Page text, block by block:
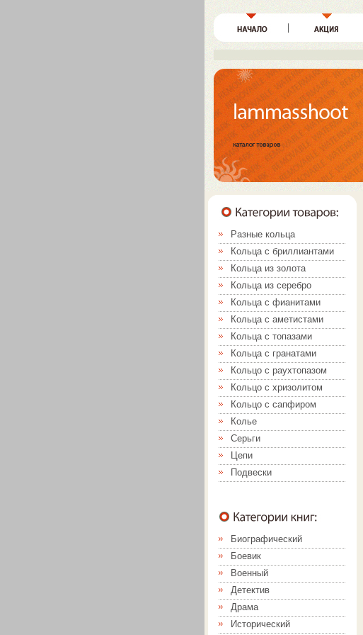
Разные кольца
Кольца с бриллиантами
Кольца из золота
Кольца из серебро
Кольца с фианитами
Кольца с аметистами
Кольца с топазами
Кольца с гранатами
Кольцо с раухтопазом
Кольцо с хризолитом
Кольцо с сапфиром
Колье
Серьги
Цепи
Подвески
Биографический
Боевик
Военный
Детектив
Драма
Исторический